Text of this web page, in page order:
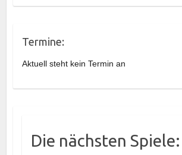
Termine:
Aktuell steht kein Termin an
Die nächsten Spiele: